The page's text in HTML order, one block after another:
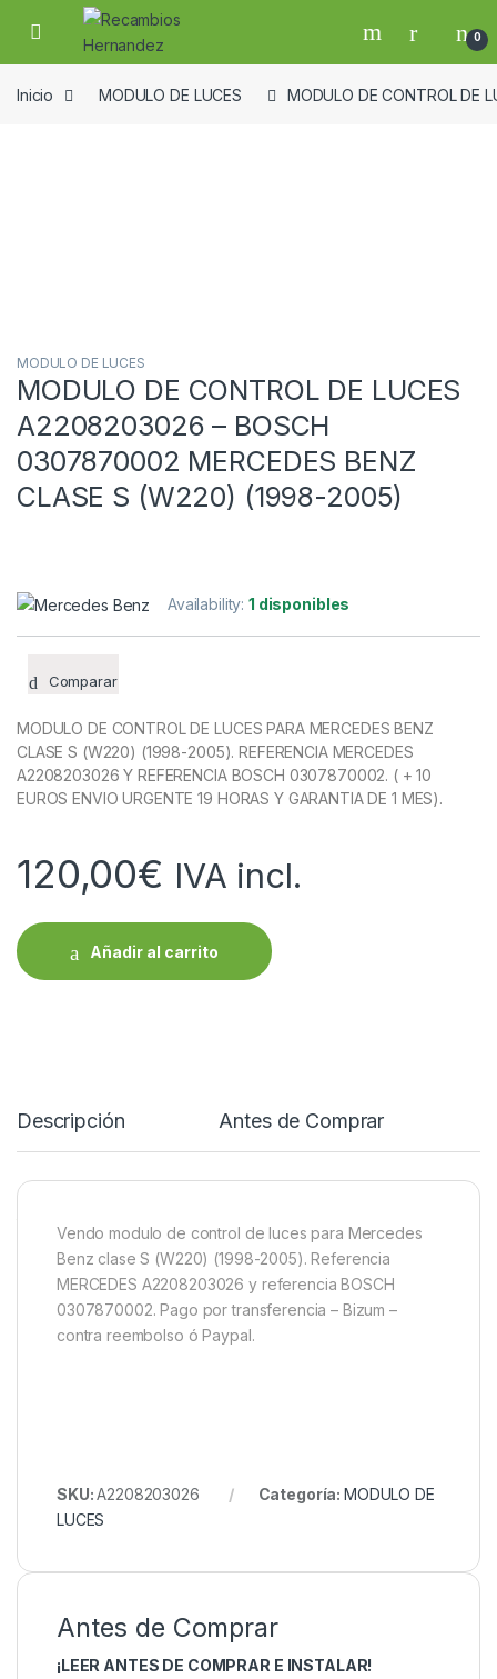
Skip to navigation
Skip to content
Open 0
Inicio MODULO DE LUCES MODULO DE CONTROL DE
MODULO DE LUCES
MODULO DE CONTROL DE LUCES
A2208203026 – BOSCH
0307870002 MERCEDES BENZ
CLASE S (W220) (1998-2005)
Availability:1 disponibles
Comparar
MODULO DE CONTROL DE LUCES PARA MERCEDES BENZ
CLASE S (W220) (1998-2005). REFERENCIA MERCEDES
A2208203026 Y REFERENCIA BOSCH 0307870002. ( + 10
EUROS ENVIO URGENTE 19 HORAS Y GARANTIA DE 1 MES).
120,00€ IVA incl.
Añadir al carrito
Descripción Antes de Comprar
Vendo modulo de control de luces para Mercedes
Benz clase S (W220) (1998-2005). Referencia
MERCEDES A2208203026 y referencia BOSCH
0307870002. Pago por transferencia – Bizum –
contra reembolso ó Paypal.
SKU:A2208203026 Categoría: MODULO DE
LUCES
Antes de Comprar
¡LEER ANTES DE COMPRAR E INSTALAR!